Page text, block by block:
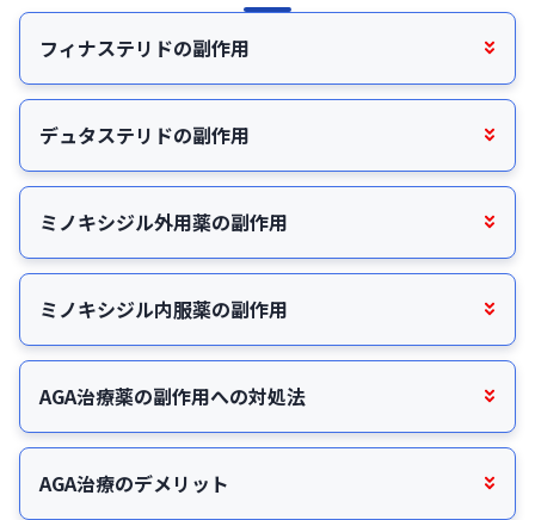
フィナステリドの副作用
デュタステリドの副作用
ミノキシジル外用薬の副作用
ミノキシジル内服薬の副作用
AGA治療薬の副作用への対処法
AGA治療のデメリット